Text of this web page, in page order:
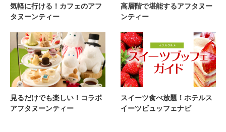
気軽に行ける！カフェのアフ
タヌーンティー
高層階で堪能するアフタヌー
ンティー
見るだけでも楽しい！コラボ
アフタヌーンティー
スイーツ食べ放題！ホテルス
イーツビュッフェナビ